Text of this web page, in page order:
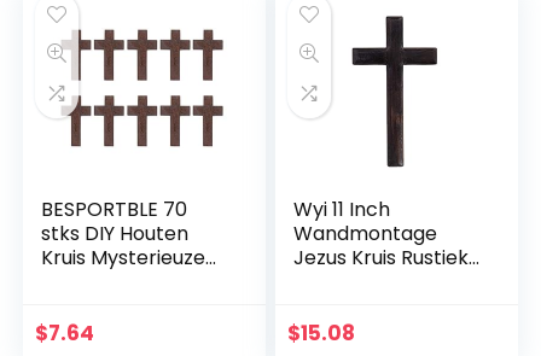
meditatie
geschenk
decoratie
decoratie
BESPORTBLE 70
stks DIY Houten
Kruis Mysterieuze
Ornamenten Jezus
$7.64
Wyi 11 Inch
Wandmontage
Jezus Kruis Rustieke
Zwart Heilige Jezus
$15.08